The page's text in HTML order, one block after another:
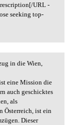
URL -
seeking top-
in die Wien,
eine Mission die
auch geschicktes
als
Österreich, ist ein
Dieser